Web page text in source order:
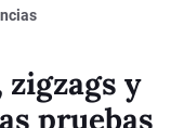
y
pruebas